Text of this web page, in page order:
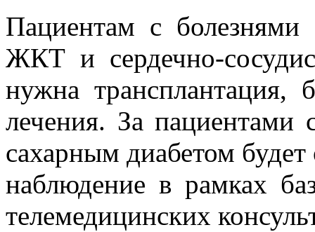
Пациентам с болезнями
ЖКТ и сердечно-
нужна трансплантация,
лечения. За пациентами
сахарным диабетом
наблюдение в рамках
телемедицинских